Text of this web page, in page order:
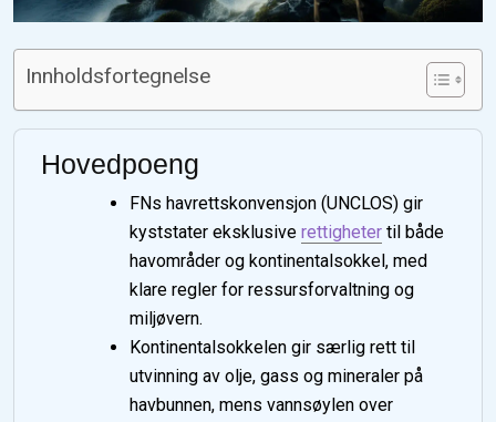
Innholdsfortegnelse
Hovedpoeng
FNs havrettskonvensjon (UNCLOS) gir
kyststater eksklusive rettigheter til både
havområder og kontinentalsokkel, med
klare regler for ressursforvaltning og
miljøvern.
Kontinentalsokkelen gir særlig rett til
utvinning av olje, gass og mineraler på
havbunnen, mens vannsøylen over